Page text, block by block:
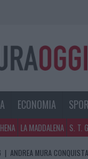
ECONOMIA
LA MADDALENA S. T.
| ANDREA MURA